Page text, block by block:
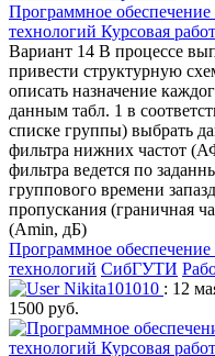
Программное
технологий Курсовая
Вариант 14 В процессе
привести структурную
описать назначение
данным табл. 1 в
списке группы) выбрать
фильтра нижних частот
фильтра ведется по
группового времени
пропускания (граничная
(Amin, дБ)
Программное
технологий СибГУТИ
Nikita101010 : 12
1500 руб.